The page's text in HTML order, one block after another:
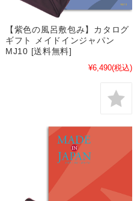
【紫色の風呂敷包み】カタログ
ギフト メイドインジャパン
MJ10 [送料無料]
¥6,490(税込)